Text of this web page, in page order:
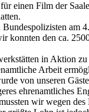
einen Film der
am
konnten den ca.
in Aktion zu
Arbeit
von unseren
ehrenamtliches
wir wegen